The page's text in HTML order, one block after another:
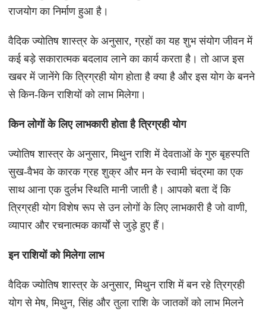
राजयोग का निर्माण हुआ है।
वैदिक ज्योतिष शास्त्र के अनुसार, ग्रहों का यह शुभ संयोग जीवन में
कई बड़े सकारात्मक बदलाव लाने का कार्य करता है। तो आज इस
खबर में जानेंगे कि त्रिग्रही योग होता है क्या है और इस योग के बनने
से किन-किन राशियों को लाभ मिलेगा।
किन लोगों के लिए लाभकारी होता है त्रिग्रही योग
ज्योतिष शास्त्र के अनुसार, मिथुन राशि में देवताओं के गुरु बृहस्पति
सुख-वैभव के कारक ग्रह शुक्र और मन के स्वामी चंद्रमा का एक
साथ आना एक दुर्लभ स्थिति मानी जाती है। आपको बता दें कि
त्रिग्रही योग विशेष रूप से उन लोगों के लिए लाभकारी है जो वाणी,
व्यापार और रचनात्मक कार्यों से जुड़े हुए हैं।
इन राशियों को मिलेगा लाभ
वैदिक ज्योतिष शास्त्र के अनुसार, मिथुन राशि में बन रहे त्रिग्रही
योग से मेष, मिथुन, सिंह और तुला राशि के जातकों को लाभ मिलने